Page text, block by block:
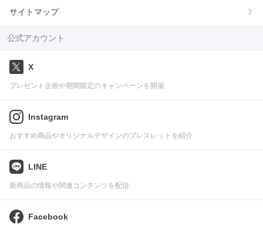
サイトマップ
公式アカウント
X
プレゼント企画や期間限定のキャンペーンを開催
Instagram
おすすめ商品やオリジナルデザインのブレスレットを紹介
LINE
新商品の情報や関連コンテンツを配信
Facebook